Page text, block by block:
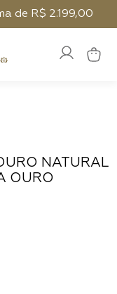
de R$ 2.199,00
NATURAL
OURO